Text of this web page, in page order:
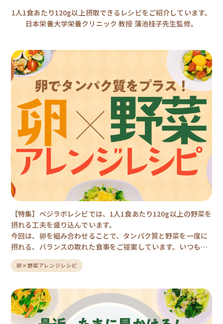
1人1食あたり120g以上摂取できるレシピをご紹介しています。
日本栄養大学栄養クリニック 教授 蒲池桂子先生監修。
【特集】ベジラボレシピでは、1人1食あたり120g以上の野菜を
摂れる工夫を盛り込んでいます。
今回は、卵を組み合わせることで、タンパク質と野菜を一度に
摂れる、バランスの取れた食事をご提案しています。いつもの
野菜料理に卵をプラスして、毎日の食事をもっと美味しく、も
っと健康的にしてみませんか？
卵×野菜アレンジレシピ